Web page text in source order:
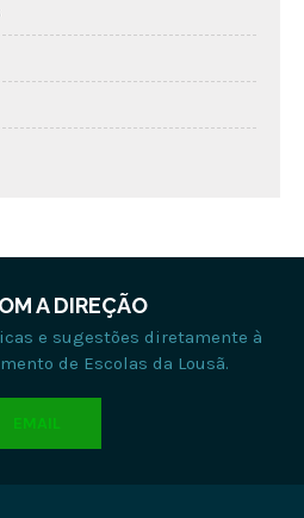
A DIREÇÃO
e sugestões diretamente à
de Escolas da Lousã.
EMAIL